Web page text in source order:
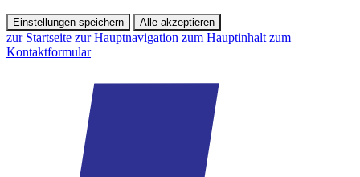
Einstellungen speichern Alle akzeptieren
zur Startseite zur Hauptnavigation zum Hauptinhalt zum
Kontaktformular